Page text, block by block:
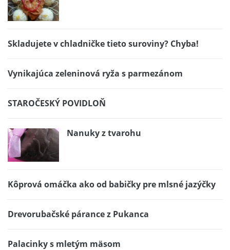
Skladujete v chladničke tieto suroviny? Chyba!
Vynikajúca zeleninová ryža s parmezánom
STAROČESKÝ POVIDLOŇ
Nanuky z tvarohu
Kôprová omáčka ako od babičky pre mlsné jazýčky
Drevorubačské párance z Pukanca
Palacinky s mletým mäsom